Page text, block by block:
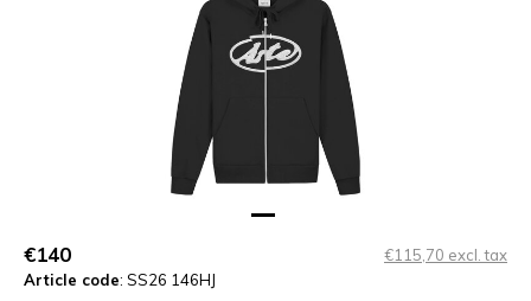
€140
€115,70 excl. tax
Article code: SS26 146HJ